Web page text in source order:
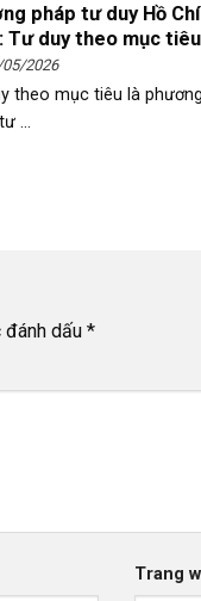
pháp tư duy Hồ Chí
Tư duy theo mục tiêu
vận dụng trong kỷ
mới
05/2026
theo mục tiêu là phương
...
dấu *
Trang